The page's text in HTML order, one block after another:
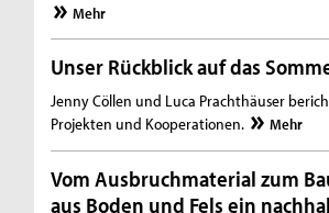
Mehr
Unser Rückblick auf das
Jenny Cöllen und Luca Prachthäuser
Projekten und Kooperationen.
Mehr
Vom Ausbruchmaterial zum
aus Boden und Fels ein